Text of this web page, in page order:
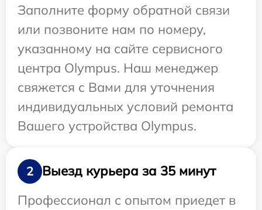
Заполните форму обратной связи
или позвоните нам по номеру,
указанному на сайте сервисного
центра Olympus. Наш менеджер
свяжется с Вами для уточнения
индивидуальных условий ремонта
Вашего устройства Olympus.
2
Выезд курьера за 35 минут
Профессионал с опытом приедет в